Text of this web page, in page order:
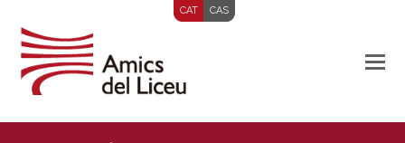
CAT CAS